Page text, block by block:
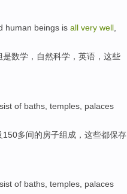
human beings is all very well
是数学 ， 自然科学 ，英语，这些
of baths, temples palaces
150多间的房子组成， 这些都保存
of baths, temples, palaces